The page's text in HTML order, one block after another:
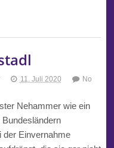
11. Juli 2020
No
Nehammer wie ein
der Einvernahme